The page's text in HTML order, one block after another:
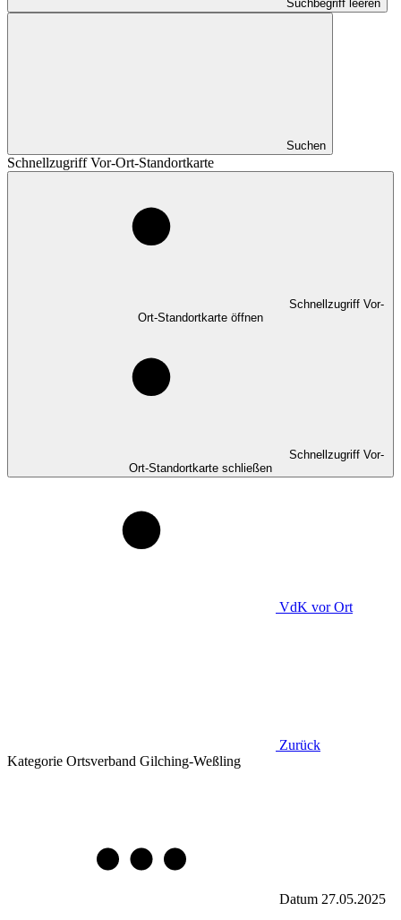
Suchbegriff leeren
Suchen
Schnellzugriff Vor-Ort-Standortkarte
Schnellzugriff Vor-
Ort-Standortkarte öffnen
Schnellzugriff Vor-
Ort-Standortkarte schließen
VdK vor Ort
Zurück
Kategorie Ortsverband Gilching-Weßling
Datum 27.05.2025